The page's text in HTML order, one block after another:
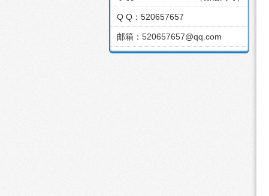
Q Q：520657657
邮箱：520657657@qq.com